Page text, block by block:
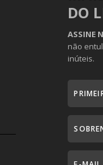
DO
ASSINE
não
inúteis.